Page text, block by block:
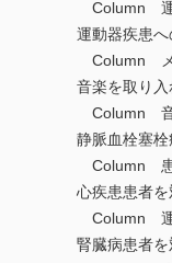
Column
運動器疾患
Column メ
音楽を取り
Column 音
静脈血栓塞
Column 患
心疾患患者
Column
腎臓病患者